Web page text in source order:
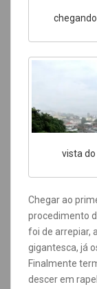
vista do
Chegar ao
procedimento
foi de arrepiar,
gigantesca, já
Finalmente
descer em